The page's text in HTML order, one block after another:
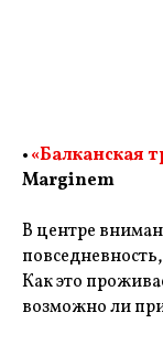
•«Балканская
Marginem
В центре
Как это
возможно ли при